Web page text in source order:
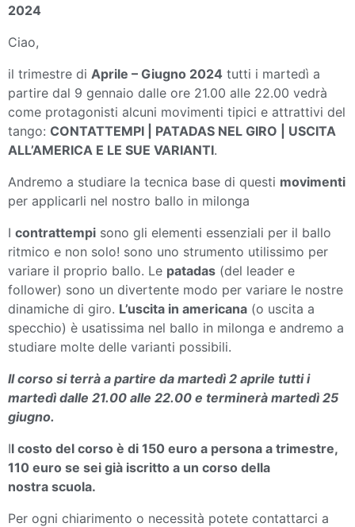
2024
Ciao,
il trimestre di Aprile – Giugno 2024 tutti i martedì a
partire dal 9 gennaio dalle ore 21.00 alle 22.00 vedrà
come protagonisti alcuni movimenti tipici e attrattivi del
tango: CONTATTEMPI | PATADAS NEL GIRO | USCITA
ALL’AMERICA E LE SUE VARIANTI.
Andremo a studiare la tecnica base di questi movimenti
per applicarli nel nostro ballo in milonga
I contrattempi sono gli elementi essenziali per il ballo
ritmico e non solo! sono uno strumento utilissimo per
variare il proprio ballo. Le patadas (del leader e
follower) sono un divertente modo per variare le nostre
dinamiche di giro. L’uscita in americana (o uscita a
specchio) è usatissima nel ballo in milonga e andremo a
studiare molte delle varianti possibili.
Il corso si terrà a partire da martedì 2 aprile tutti i
martedì dalle 21.00 alle 22.00 e terminerà martedì 25
giugno.
Il costo del corso è di 150 euro a persona a trimestre,
110 euro se sei già iscritto a un corso della
nostra scuola.
Per ogni chiarimento o necessità potete contattarci a